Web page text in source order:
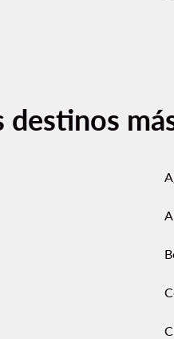
destinos